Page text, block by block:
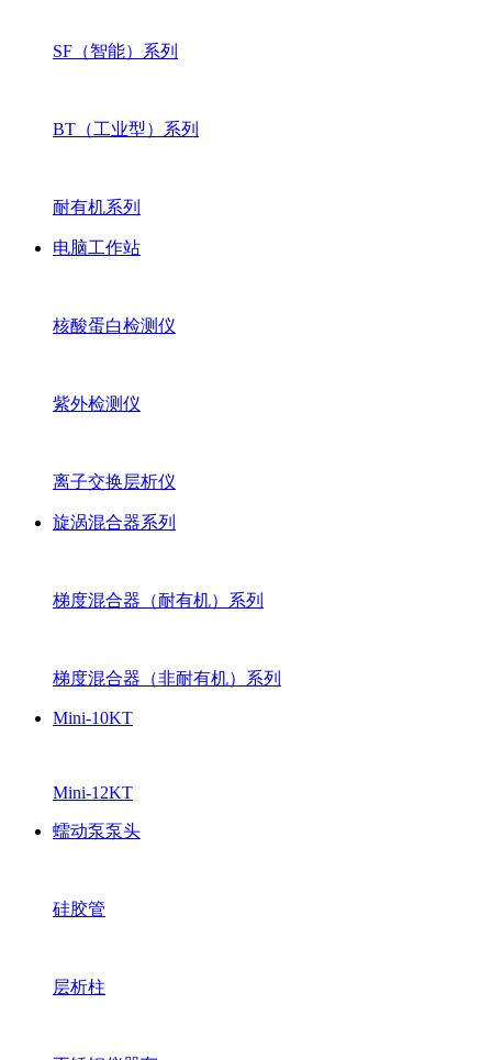
SF（智能）系列
BT（工业型）系列
耐有机系列
电脑工作站
核酸蛋白检测仪
紫外检测仪
离子交换层析仪
旋涡混合器系列
梯度混合器（耐有机）系列
梯度混合器（非耐有机）系列
Mini-10KT
Mini-12KT
蠕动泵泵头
硅胶管
层析柱